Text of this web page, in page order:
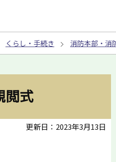
くらし・手続き 消防本部・消
閲式
更新日：2023年3月13日